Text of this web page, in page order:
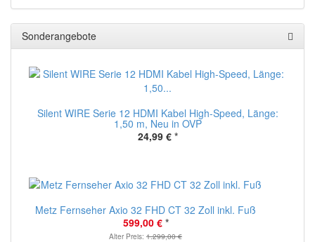
Sonderangebote
Silent WIRE Serie 12 HDMI Kabel High-Speed, Länge:
1,50 m, Neu in OVP
24,99 € *
Metz Fernseher Axio 32 FHD CT 32 Zoll inkl. Fuß
599,00 € *
Alter Preis: 1.299,00 €